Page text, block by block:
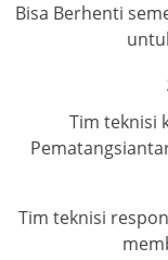
Bisa Berhenti
Tim teknisi
Tim teknisi